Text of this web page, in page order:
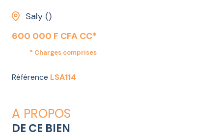
Saly ()
600 000 F CFA CC*
* Charges comprises
Référence LSA114
A PROPOS
DE CE BIEN